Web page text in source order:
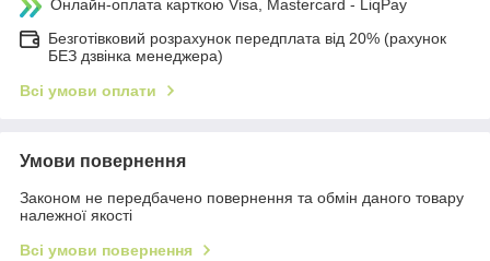
Онлайн-оплата карткою Visa, Mastercard - LiqPay
Безготівковий розрахунок передплата від 20% (рахунок
БЕЗ дзвінка менеджера)
Всі умови оплати
Умови повернення
Законом не передбачено повернення та обмін даного товару
належної якості
Всі умови повернення